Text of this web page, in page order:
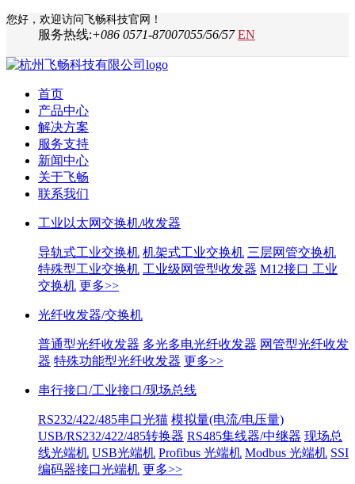
您好，欢迎访问飞畅科技官网！
服务热线:+086 0571-87007055/56/57 EN
首页
产品中心
解决方案
服务支持
新闻中心
关于飞畅
联系我们
工业以太网交换机/收发器
导轨式工业交换机 机架式工业交换机 三层网管交换机
特殊型工业交换机 工业级网管型收发器 M12接口 工业
交换机 更多>>
光纤收发器/交换机
普通型光纤收发器 多光多电光纤收发器 网管型光纤收发
器 特殊功能型光纤收发器 更多>>
串行接口/工业接口/现场总线
RS232/422/485串口光猫 模拟量(电流/电压量)
USB/RS232/422/485转换器 RS485集线器/中继器 现场总
线光端机 USB光端机 Profibus 光端机 Modbus 光端机 SSI
编码器接口光端机 更多>>